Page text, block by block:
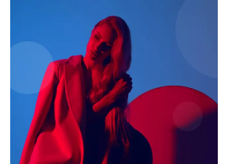
Contact us
Subscription Plans
My account